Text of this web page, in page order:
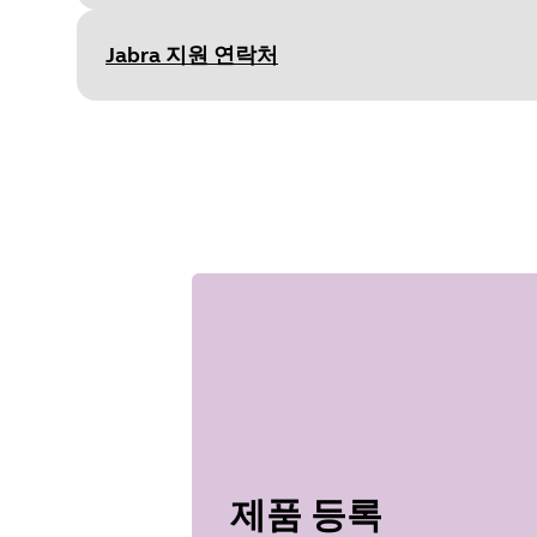
Size 2.6 MB
Jabra 지원 연락처
제품 등록